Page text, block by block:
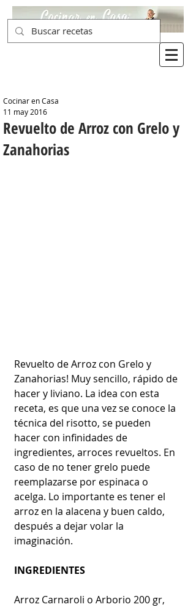
Revuelto de Arroz con Grelo y
Zanahorias
Cocinar en Casa
11 may 2016
Revuelto de Arroz con Grelo y
Zanahorias! Muy sencillo, rápido de
hacer y liviano. La idea con esta
receta, es que una vez se conoce la
técnica del risotto, se pueden
hacer con infinidades de
ingredientes, arroces revueltos. En
caso de no tener grelo puede
reemplazarse por espinaca o
acelga. Lo importante es tener el
arroz en la alacena y buen caldo,
después a dejar volar la
imaginación.
INGREDIENTES
Arroz Carnaroli o Arborio 200 gr,